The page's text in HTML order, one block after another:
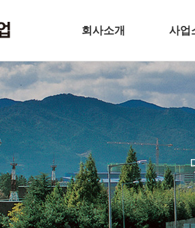
회사소개
기업개요
CEO 인사말
비전
주요연혁
경남기업 네트워크
안전보건방침
기술경영
사업
주택
토
플
환
해
인테